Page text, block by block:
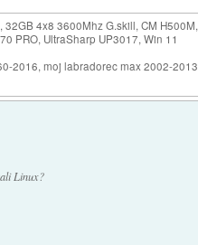
4x8 3600Mhz G.skill, CM H500M,
PRO, UltraSharp UP3017, Win 11
2016, moj labradorec max 2002-2013
Linux?